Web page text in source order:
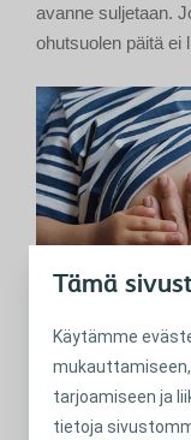
Tämä
Käytämme
tarjoamiseen ja
tietoja
avanne suljetaan.
ohutsuolen päitä ei
Lapsen